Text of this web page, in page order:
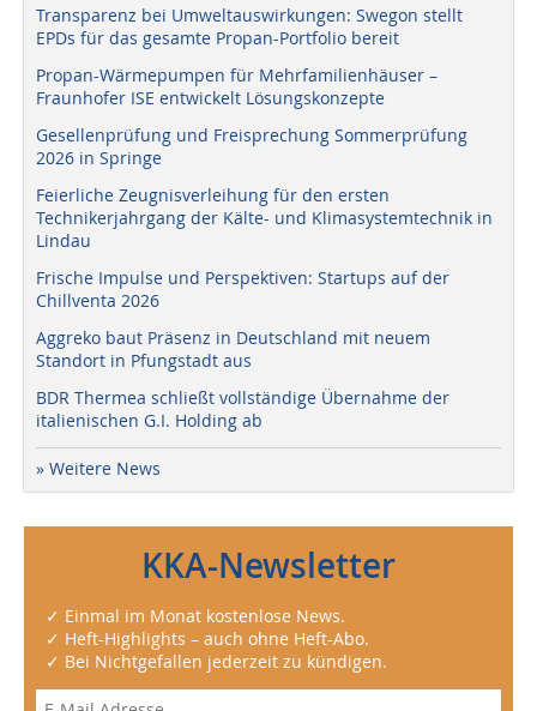
Transparenz bei Umweltauswirkungen: Swegon stellt
EPDs für das gesamte Propan-Portfolio bereit
Propan-Wärmepumpen für Mehrfamilienhäuser –
Fraunhofer ISE entwickelt Lösungskonzepte
Gesellenprüfung und Freisprechung Sommerprüfung
2026 in Springe
Feierliche Zeugnisverleihung für den ersten
Technikerjahrgang der Kälte- und Klimasystemtechnik in
Lindau
Frische Impulse und Perspektiven: Startups auf der
Chillventa 2026
Aggreko baut Präsenz in Deutschland mit neuem
Standort in Pfungstadt aus
BDR Thermea schließt vollständige Übernahme der
italienischen G.I. Holding ab
» Weitere News
KKA-Newsletter
✓ Einmal im Monat kostenlose News.
✓ Heft-Highlights – auch ohne Heft-Abo.
✓ Bei Nichtgefallen jederzeit zu kündigen.